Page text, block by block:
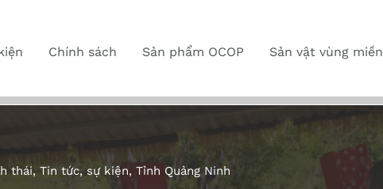
Chính sách Sản phẩm OCOP Sản vật vùng miền
thái, Tin tức, sự kiện, Tỉnh Quảng Ninh